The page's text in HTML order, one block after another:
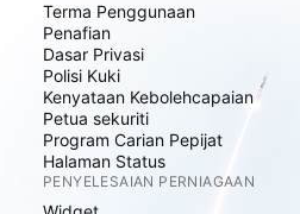
Terma Penggunaan
Penafian
Dasar Privasi
Polisi Kuki
Kenyataan Kebolehcapaian
Petua sekuriti
Program Carian Pepijat
Halaman Status
PENYELESAIAN PERNIAGAAN